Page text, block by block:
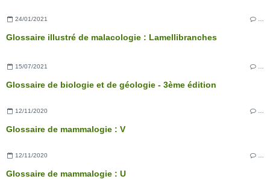
24/01/2021
Glossaire illustré de malacologie : Lamellibranches
15/07/2021 …
Glossaire de biologie et de géologie - 3ème édition
12/11/2020
Glossaire de mammalogie : V
12/11/2020
Glossaire de mammalogie : U